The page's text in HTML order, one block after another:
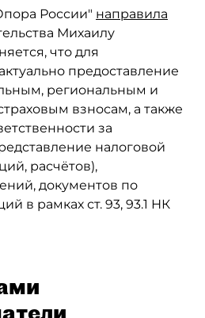
России" направила
Михаилу
что для
предоставление
региональным и
взносам, а также
за
налоговой
расчётов),
документов по
в рамках ст. 93, 93.1 НК